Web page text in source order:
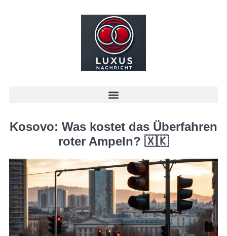
Kosovo: Was kostet das Überfahren
roter Ampeln? 🇽🇰